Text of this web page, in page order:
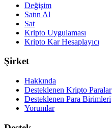
Değişim
Satın Al
Sat
Kripto Uygulaması
Kripto Kar Hesaplayıcı
Şirket
Hakkında
Desteklenen Kripto Paralar
Desteklenen Para Birimleri
Yorumlar